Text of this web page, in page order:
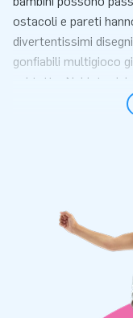
ostacoli e pareti
divertentissimi
gonfiabili multigioco
sul tetto. Nel lato
divertimento
Posiziona il
esempio durante
festivo. Questo
trasportare. Il
materiale d'
manuale. Tutto